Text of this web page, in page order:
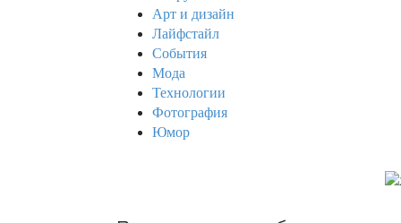
Арт и дизайн
Лайфстайл
События
Мода
Технологии
Фотография
Юмор